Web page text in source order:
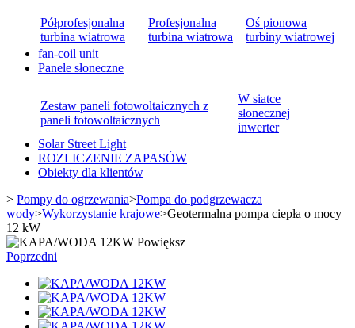
Półprofesjonalna
turbina wiatrowa
Profesjonalna
turbina wiatrowa
Oś pionowa
turbiny wiatrowej
fan-coil unit
Panele słoneczne
Zestaw paneli fotowoltaicznych z
paneli fotowoltaicznych
W siatce
słonecznej
inwerter
Solar Street Light
ROZLICZENIE ZAPASÓW
Obiekty dla klientów
> Pompy do ogrzewania>Pompa do podgrzewacza
wody>Wykorzystanie krajowe>Geotermalna pompa ciepła o mocy
12 kW
Powiększ
Poprzedni